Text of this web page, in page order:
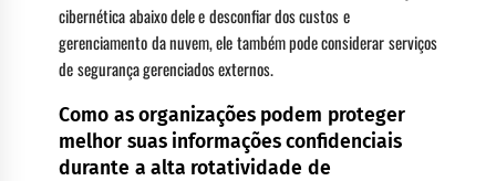
cibernética abaixo dele e desconfiar dos custos e
gerenciamento da nuvem, ele também pode considerar serviços
de segurança gerenciados externos.
Como as organizações podem proteger
melhor suas informações confidenciais
durante a alta rotatividade de